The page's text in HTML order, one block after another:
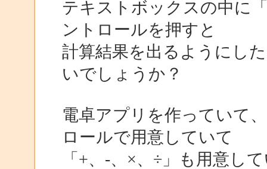
テキストボックスの中に
ントロールを押すと
計算結果を出るようにし
いでしょうか？
電卓アプリを作っていて
ロールで用意していて
「+、-、×、÷」も用意し